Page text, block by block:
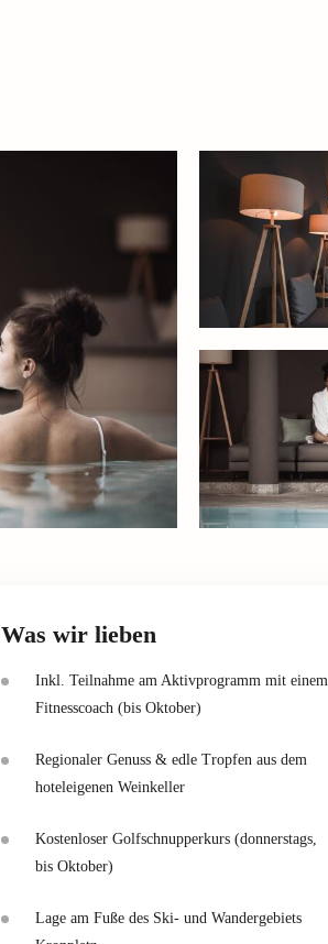
Was wir lieben
Inkl. Teilnahme am Aktivprogramm mit einem
Fitnesscoach (bis Oktober)
Regionaler Genuss & edle Tropfen aus dem
hoteleigenen Weinkeller
Kostenloser Golfschnupperkurs (donnerstags,
bis Oktober)
Lage am Fuße des Ski- und Wandergebiets